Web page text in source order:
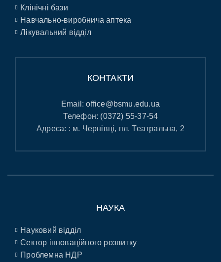
Клінічні бази
Навчально-виробнича аптека
Лікувальний відділ
КОНТАКТИ
Email:office@bsmu.edu.ua
Телефон: (0372) 55-37-54
Адреса: : м. Чернівці, пл. Театральна, 2
НАУКА
Науковий відділ
Сектор інноваційного розвитку
Проблемна НДР